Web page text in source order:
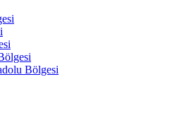
Bölgesi